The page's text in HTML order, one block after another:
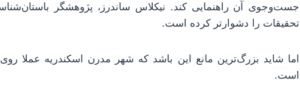
جست‌وجوی آن راهنمایی کند. نیکلاس ساندرز، پژوهشگر
تحقیقات را دشوارتر کرده است.
اما شاید بزرگ‌ترین مانع این باشد که شهر مدرن اسکندریه عملا
است.